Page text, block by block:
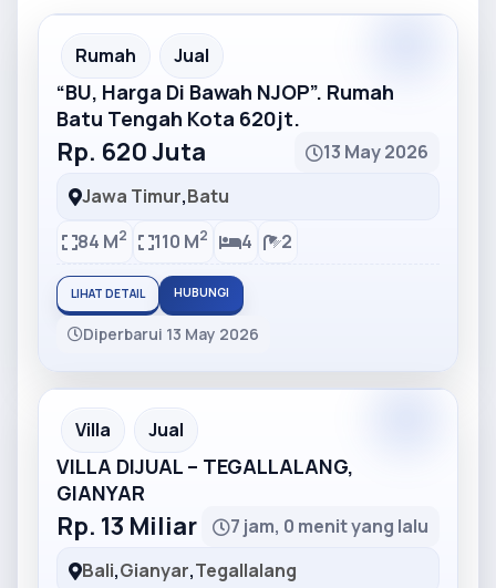
Partner Ad
Rumah Jual
“BU, Harga Di Bawah NJOP”. Rumah
Batu Tengah Kota 620jt.
Rp. 620 Juta
13 May 2026
Jawa Timur,Batu
84 M2 110 M2 4 2
LIHAT DETAIL HUBUNGI
Diperbarui 13 May 2026
Partner Ad
Villa Jual
VILLA DIJUAL – TEGALLALANG,
GIANYAR
Rp. 13 Miliar
7 jam, 0 menit yang lalu
Bali,Gianyar,Tegallalang